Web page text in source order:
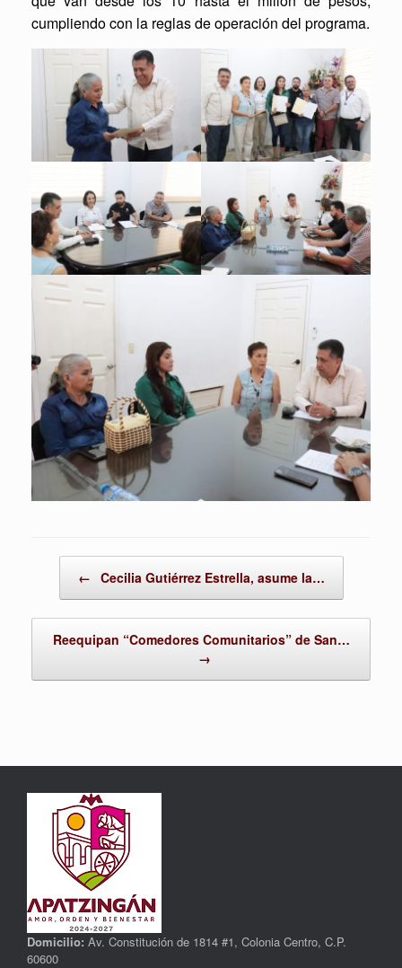
cumpliendo con la reglas de operación del programa.
← Cecilia Gutiérrez Estrella, asume la…
Reequipan “Comedores Comunitarios” de San…
→
Domicilio: Av. Constitución de 1814 #1, Colonia Centro, C.P.
60600